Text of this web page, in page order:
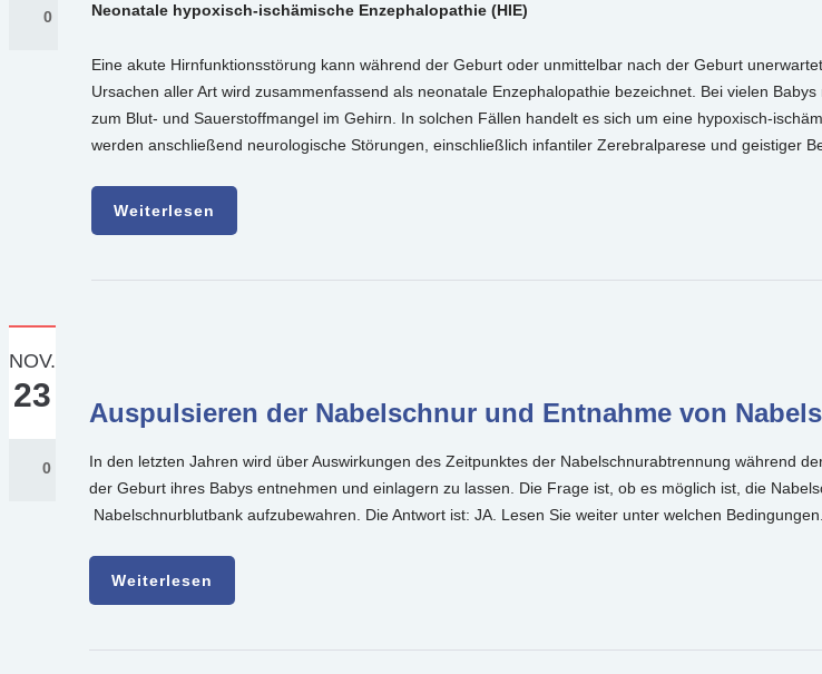
0 Neonatale hypoxisch-ischämische Enzephalopathie (HIE)
Eine akute Hirnfunktionsstörung kann während der Geburt oder unmittelbar nach der Geburt
Ursachen aller Art wird zusammenfassend als neonatale Enzephalopathie bezeichnet. Bei vielen
zum Blut- und Sauerstoffmangel im Gehirn. In solchen Fällen handelt es sich um eine hypoxisch-
werden anschließend neurologische Störungen, einschließlich infantiler Zerebralparese und geistiger
Weiterlesen
NOV.
23
0
Auspulsieren der Nabelschnur und Entnahme von
In den letzten Jahren wird über Auswirkungen des Zeitpunktes der Nabelschnurabtrennung während
der Geburt ihres Babys entnehmen und einlagern zu lassen. Die Frage ist, ob es möglich ist, die
Nabelschnurblutbank aufzubewahren. Die Antwort ist: JA. Lesen Sie weiter unter welchen Bedingungen.
Weiterlesen